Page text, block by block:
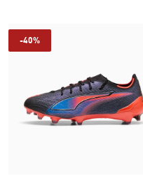
-40%